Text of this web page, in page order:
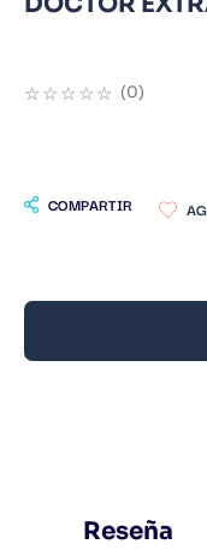
☆☆☆☆☆ (0)
COMPARTIR
Reseña